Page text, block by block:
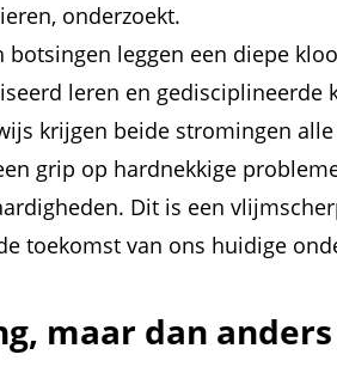
onderzoekt.
botsingen leggen een diepe
leren en gedisciplineerde
krijgen beide stromingen
grip op hardnekkige
Dit is een
toekomst van ons huidige
maar dan anders